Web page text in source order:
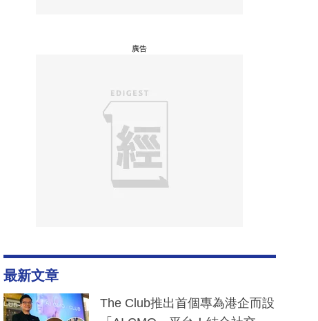
廣告
最新文章
The Club推出首個專為港企而設